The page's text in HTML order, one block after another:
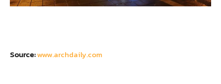
Source:www.archdaily.com